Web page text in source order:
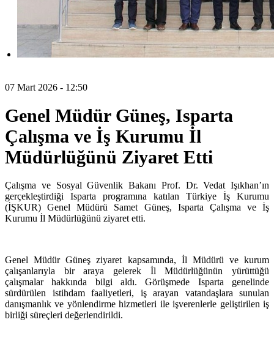
07 Mart 2026 - 12:50
Genel Müdür Güneş, Isparta
Çalışma ve İş Kurumu İl
Müdürlüğünü Ziyaret Etti
Çalışma ve Sosyal Güvenlik Bakanı Prof. Dr. Vedat Işıkhan’ın
gerçekleştirdiği Isparta programına katılan Türkiye İş Kurumu
(İŞKUR) Genel Müdürü Samet Güneş, Isparta Çalışma ve İş
Kurumu İl Müdürlüğünü ziyaret etti.
Genel Müdür Güneş ziyaret kapsamında, İl Müdürü ve kurum
çalışanlarıyla bir araya gelerek İl Müdürlüğünün yürüttüğü
çalışmalar hakkında bilgi aldı. Görüşmede Isparta genelinde
sürdürülen istihdam faaliyetleri, iş arayan vatandaşlara sunulan
danışmanlık ve yönlendirme hizmetleri ile işverenlerle geliştirilen iş
birliği süreçleri değerlendirildi.